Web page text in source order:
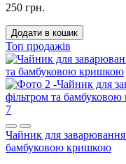
250 грн.
Додати в кошик
Топ продажів
7
Чайник для
бамбуковою кришкою